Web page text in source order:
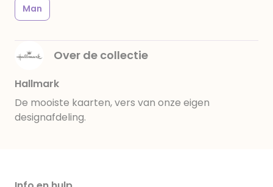
Man
Over de collectie
Hallmark
De mooiste kaarten, vers van onze eigen
designafdeling.